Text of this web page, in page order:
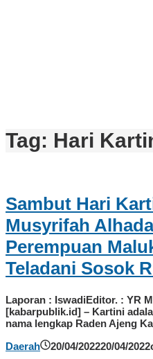
Tag: Hari
Sambut Hari
Musyrifah
Perempuan
Teladani Sosok
Laporan : IswadiEditor. : YR
[kabarpublik.id] – Kartini
nama lengkap Raden Ajeng
Daerah
20/04/202220/04/2022